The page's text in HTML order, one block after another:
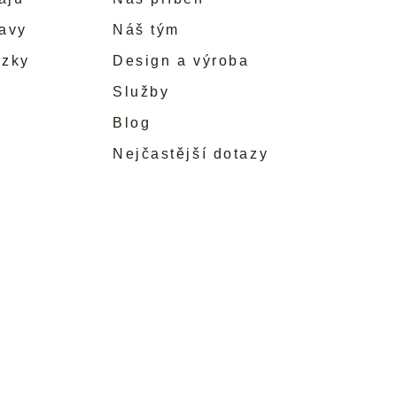
Náš tým
Design a výroba
Služby
Blog
Nejčastější dotazy